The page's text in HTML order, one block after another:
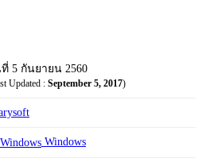
5 กันยายน 2560
Updated : September 5, 2017)
Windows